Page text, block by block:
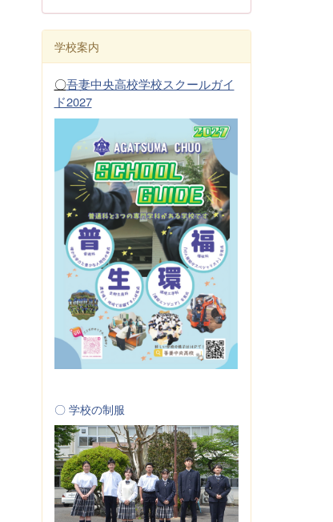
学校案内
〇吾妻中央高校学校スクールガイ
ド2027
〇 学校の制服